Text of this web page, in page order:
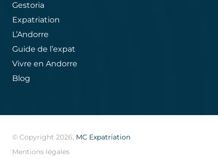
Gestoria
Expatriation
L’Andorre
Guide de l’expat
Vivre en Andorre
Blog
© Copyright 2026, MC Expatriation
Mentions légales